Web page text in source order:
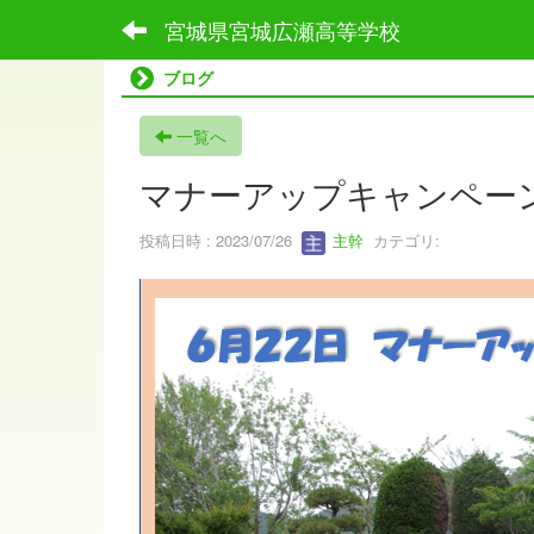
宮城県宮城広瀬高等学校
ブログ
一覧へ
マナーアップキャンペー
投稿日時 : 2023/07/26 主幹 カテゴリ: